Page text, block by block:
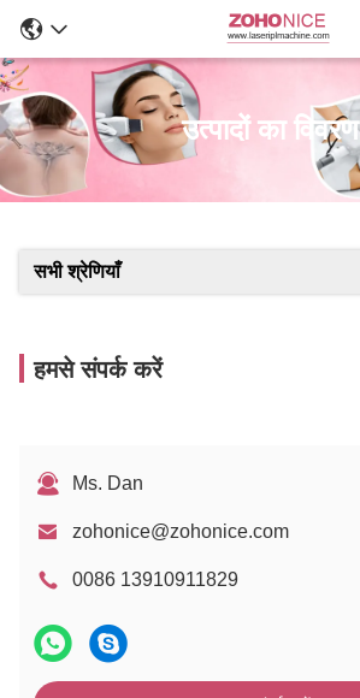
उत्पादों का विवरण
सभी श्रेणियाँ
हमसे संपर्क करें
Ms. Dan
zohonice@zohonice.com
0086 13910911829